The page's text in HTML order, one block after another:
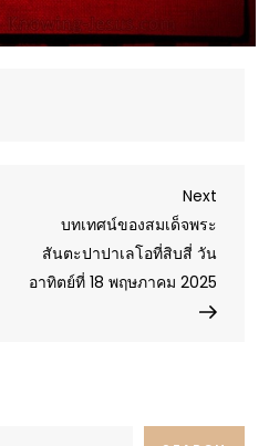
Next
Post
Next
บทเทศน์ของสมเด็จพระ
สันตะปาปาเลโอที่สิบสี่ วัน
อาทิตย์ที่ 18 พฤษภาคม 2025